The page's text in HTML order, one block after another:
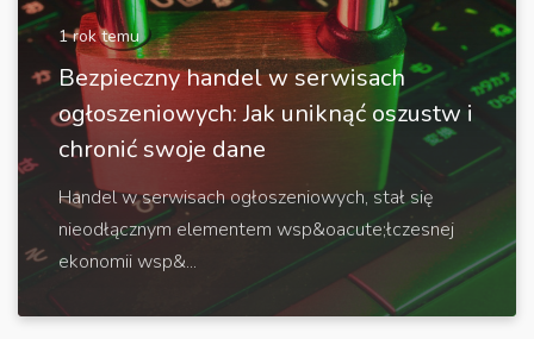
1 rok temu
Bezpieczny handel w serwisach
ogłoszeniowych: Jak uniknąć oszustw i
chronić swoje dane
Handel w serwisach ogłoszeniowych, stał się
nieodłącznym elementem wsp&oacute;łczesnej
ekonomii wsp&...